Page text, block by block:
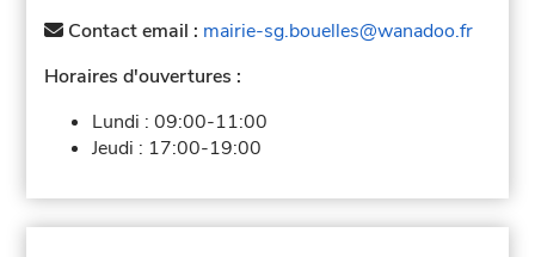
Contact email : mairie-sg.bouelles@wanadoo.fr
Horaires d'ouvertures :
Lundi :09:00-11:00
Jeudi : 17:00-19:00